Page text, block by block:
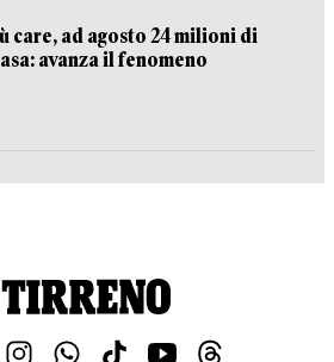
care, ad agosto 24 milioni di
avanza il fenomeno